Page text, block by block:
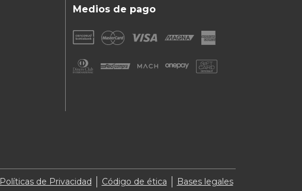
Medios de pago
Políticas de Privacidad Código de ética Bases legales